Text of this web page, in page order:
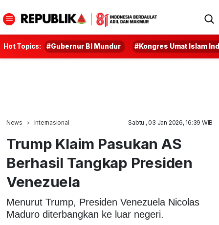
Hot Topics: #Gubernur BI Mundur #Kongres Umat Islam
News Internasional Sabtu , 03 Jan 2026, 16:39 WIB
Trump Klaim Pasukan AS
Berhasil Tangkap Presiden
Venezuela
Menurut Trump, Presiden Venezuela Nicolas
Maduro diterbangkan ke luar negeri.